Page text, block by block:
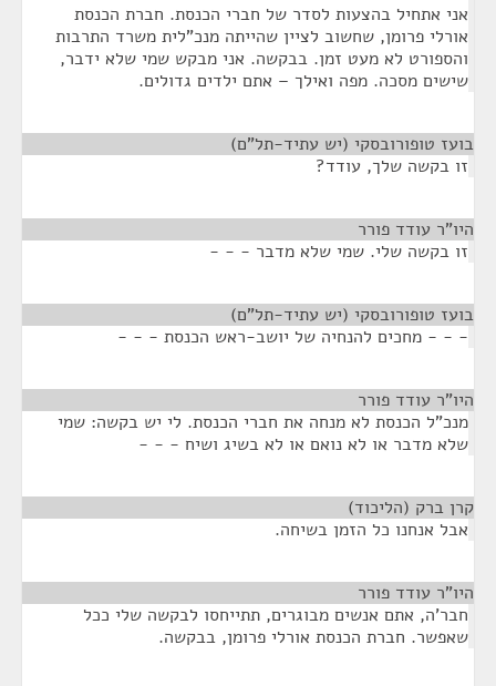
אני אתחיל בהצעות לסדר של חברי הכנסת. חברת הכנסת
אורלי פרומן, שחשוב לציין שהייתה מנכ"לית משרד התרבות
והספורט לא מעט זמן. בבקשה. אני מבקש שמי שלא ידבר,
שישים מסכה. מפה ואילך – אתם ילדים גדולים.
בועז טופורובסקי (יש עתיד-תל"ם)
זו בקשה שלך, עודד?
היו"ר עודד פורר
זו בקשה שלי. שמי שלא מדבר - - -
בועז טופורובסקי (יש עתיד-תל"ם)
- - - מחכים להנחיה של יושב-ראש הכנסת - - -
היו"ר עודד פורר
מנכ"ל הכנסת לא מנחה את חברי הכנסת. לי יש בקשה: שמי
שלא מדבר או לא נואם או לא בשיג ושיח - - -
קרן ברק (הליכוד)
אבל אנחנו כל הזמן בשיחה.
היו"ר עודד פורר
חבר'ה, אתם אנשים מבוגרים, תתייחסו לבקשה שלי ככל
שאפשר. חברת הכנסת אורלי פרומן, בבקשה.